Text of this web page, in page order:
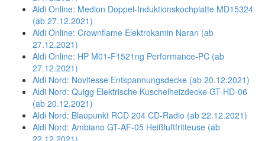
Aldi Online: Medion Doppel-Induktionskochplatte MD15324
(ab 27.12.2021)
Aldi Online: Crownflame Elektrokamin Naran (ab
27.12.2021)
Aldi Online: HP M01-F1521ng Performance-PC (ab
27.12.2021)
Aldi Nord: Novitesse Entspannungsdecke (ab 20.12.2021)
Aldi Nord: Quigg Elektrische Kuschelheizdecke GT-HD-06
(ab 20.12.2021)
Aldi Nord: Blaupunkt RCD 204 CD-Radio (ab 22.12.2021)
Aldi Nord: Ambiano GT-AF-05 Heißluftfritteuse (ab
22.12.2021)